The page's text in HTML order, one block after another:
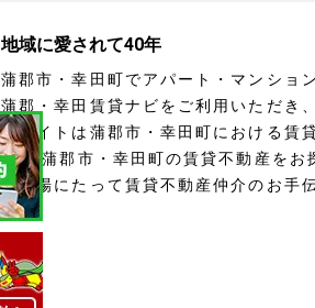
地域に愛されて40年
蒲郡市・幸田町でアパート・マンショ
蒲郡・幸田賃貸ナビをご利用いただき
当サイトは蒲郡市・幸田町における賃
す。 蒲郡市・幸田町の賃貸不動産を
の立場にたって賃貸不動産仲介のお手